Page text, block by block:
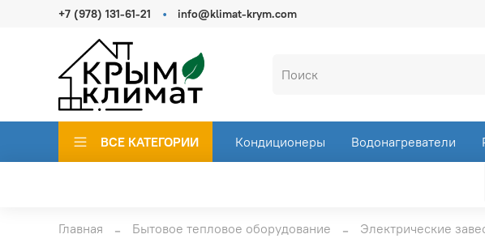
+7 (978) 131-61-21 info@klimat-krym.com
ВСЕ КАТЕГОРИИ Кондиционеры Водонагреватели
Главная Бытовое тепловое оборудование Электрические